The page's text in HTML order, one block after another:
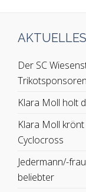
Der SC
Trikotsponsoren
Klara Moll holt
Klara Moll
Cyclocross
Jedermann/-
beliebter